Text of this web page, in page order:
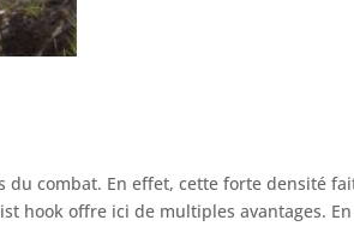
combat. En effet, cette forte densité
hook offre ici de multiples avantages.